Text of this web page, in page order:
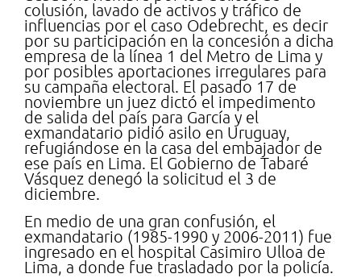
colusión, lavado de activos y tráfico de
influencias por el caso Odebrecht, es decir
por su participación en la concesión a dicha
empresa de la línea 1 del Metro de Lima y
por posibles aportaciones irregulares para
su campaña electoral. El pasado 17 de
noviembre un juez dictó el impedimento
de salida del país para García y el
exmandatario pidió asilo en Uruguay,
refugiándose en la casa del embajador de
ese país en Lima. El Gobierno de Tabaré
Vásquez denegó la solicitud el 3 de
diciembre.
En medio de una gran confusión, el
exmandatario (1985-1990 y 2006-2011) fue
ingresado en el hospital Casimiro Ulloa de
Lima, a donde fue trasladado por la policía.